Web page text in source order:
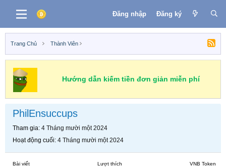
Đăng nhập Đăng ký
Trang Chủ Thành Viên
Hướng dẫn kiếm tiền đơn giản miễn phí
PhilEnsuccups
Tham gia 4 Tháng mười một 2024
Hoạt động cuối 4 Tháng mười một 2024
Bài viết Lượt thích VNB Token